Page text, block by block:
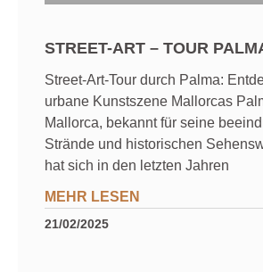
STREET-ART – TOUR
Street-Art-Tour durch Palma:
urbane Kunstszene Mallorcas
Mallorca, bekannt für seine
Strände und historischen
hat sich in den letzten Jahren
MEHR LESEN
21/02/2025